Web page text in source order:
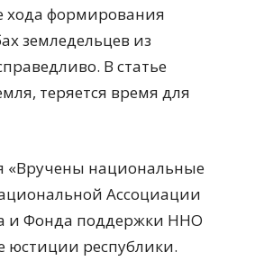
хода формирования
земледельцев из
В статье
теряется время для
«Вручены национальные
Ассоциации
и Фонда поддержки ННО
юстиции республики.